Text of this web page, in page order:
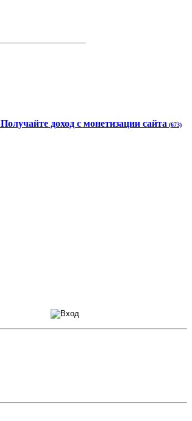
Получайте доход с монетизации сайта (673)